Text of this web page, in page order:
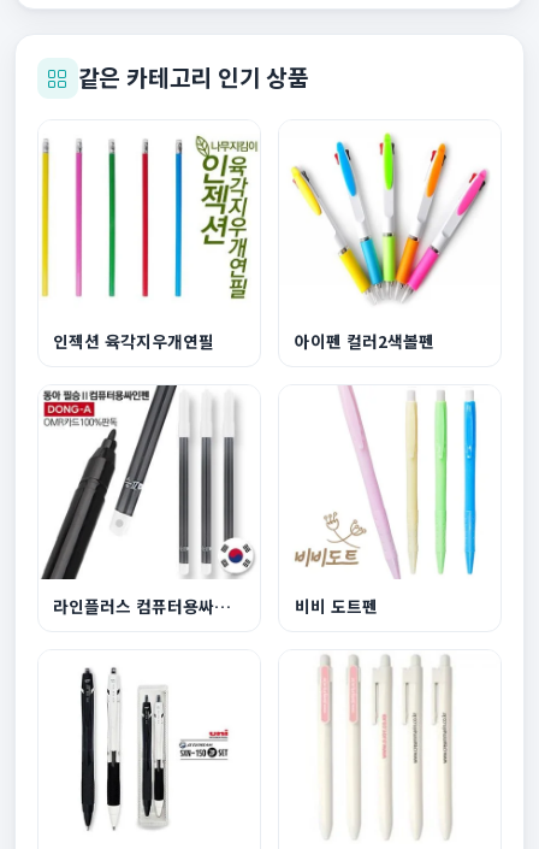
같은 카테고리 인기 상품
인젝션 육각지우개연필 아이펜 컬러2색볼펜
라인플러스 컴퓨터용싸인펜 비비 도트펜